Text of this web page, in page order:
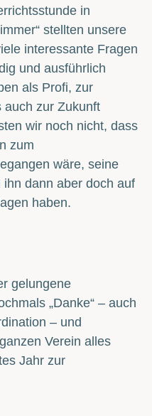
in
stellten unsere
interessante Fragen
und ausführlich
als Profi, zur
auch zur Zukunft
wir noch nicht, dass
zum
wäre, seine
dann aber doch auf
haben.
gelungene
„Danke“ – auch
– und
Verein alles
Jahr zur